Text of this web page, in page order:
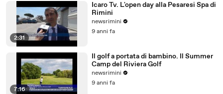
2:31
Icaro Tv. L'open day alla Pesaresi Spa di
Rimini
newsrimini
9 anni fa
7:16
Il golf a portata di bambino. Il Summer
Camp del Riviera Golf
newsrimini
9 anni fa